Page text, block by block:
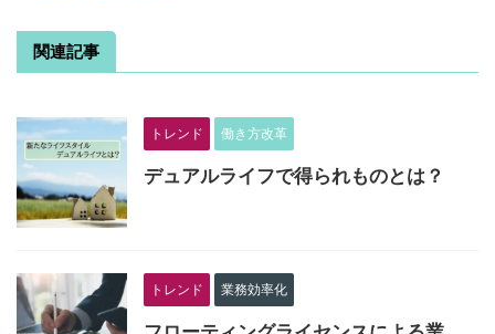
関連記事
トレンド 働き方改革
デュアルライフで得られものとは？
トレンド 業務効率化